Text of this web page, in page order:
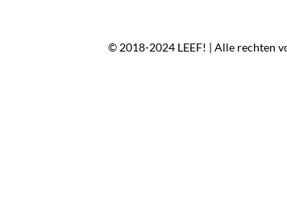
© 2018-2024 LEEF! | Alle rechten